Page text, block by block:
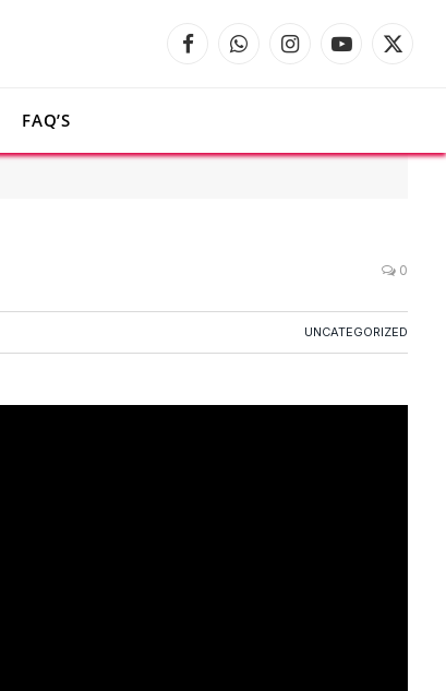
FacebookWhatsAppInstagramYouTube
X
FAQ’S
0
UNCATEGORIZED